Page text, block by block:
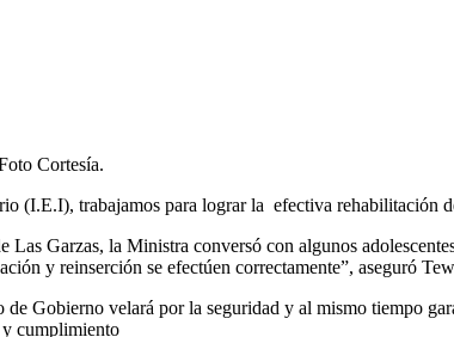
Cortesía.
(I.E.I), trabajamos para lograr la efectiva rehabilitación
Garzas, la Ministra conversó con algunos
y reinserción se efectúen correctamente”, aseguró
Gobierno velará por la seguridad y al mismo tiempo
y cumplimiento